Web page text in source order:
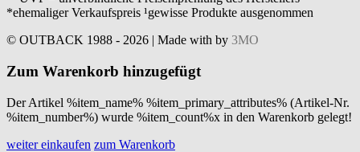
*ehemaliger Verkaufspreis ¹gewisse Produkte ausgenommen
© OUTBACK 1988 - 2026 | Made with by 3MO
Zum Warenkorb hinzugefügt
Der Artikel %item_name% %item_primary_attributes% (Artikel-Nr.
%item_number%) wurde %item_count%x in den Warenkorb gelegt!
weiter einkaufen zum Warenkorb